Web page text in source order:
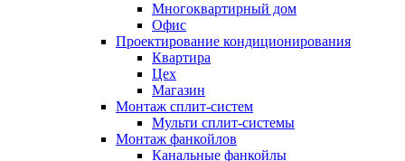
Многоквартирный дом
Офис
Проектирование кондиционирования
Квартира
Цех
Магазин
Монтаж сплит-систем
Мульти сплит-системы
Монтаж фанкойлов
Канальные фанкойлы